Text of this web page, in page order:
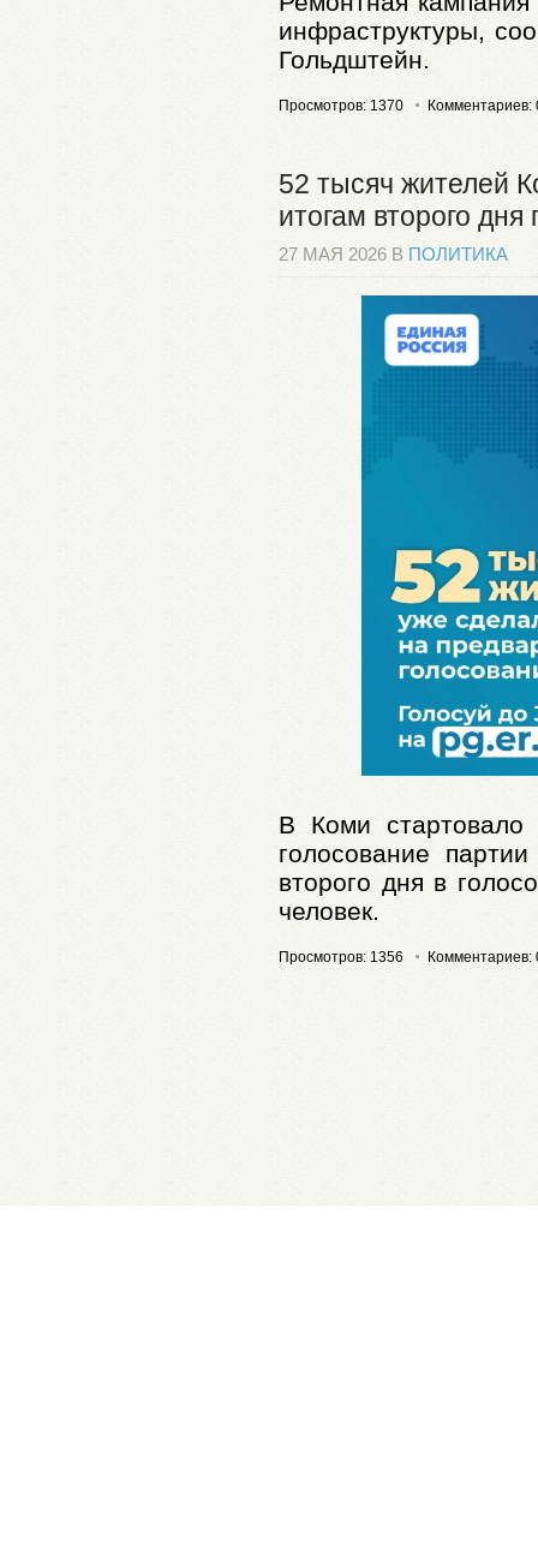
инфраструктуры,
Гольдштейн.
Просмотров: 1370 Комментариев:
52 тысяч жителей
итогам второго
27 МАЯ 2026 В ПОЛИТИКА
В Коми стартовало
голосование
второго дня в
человек.
Просмотров: 1356 Комментариев: